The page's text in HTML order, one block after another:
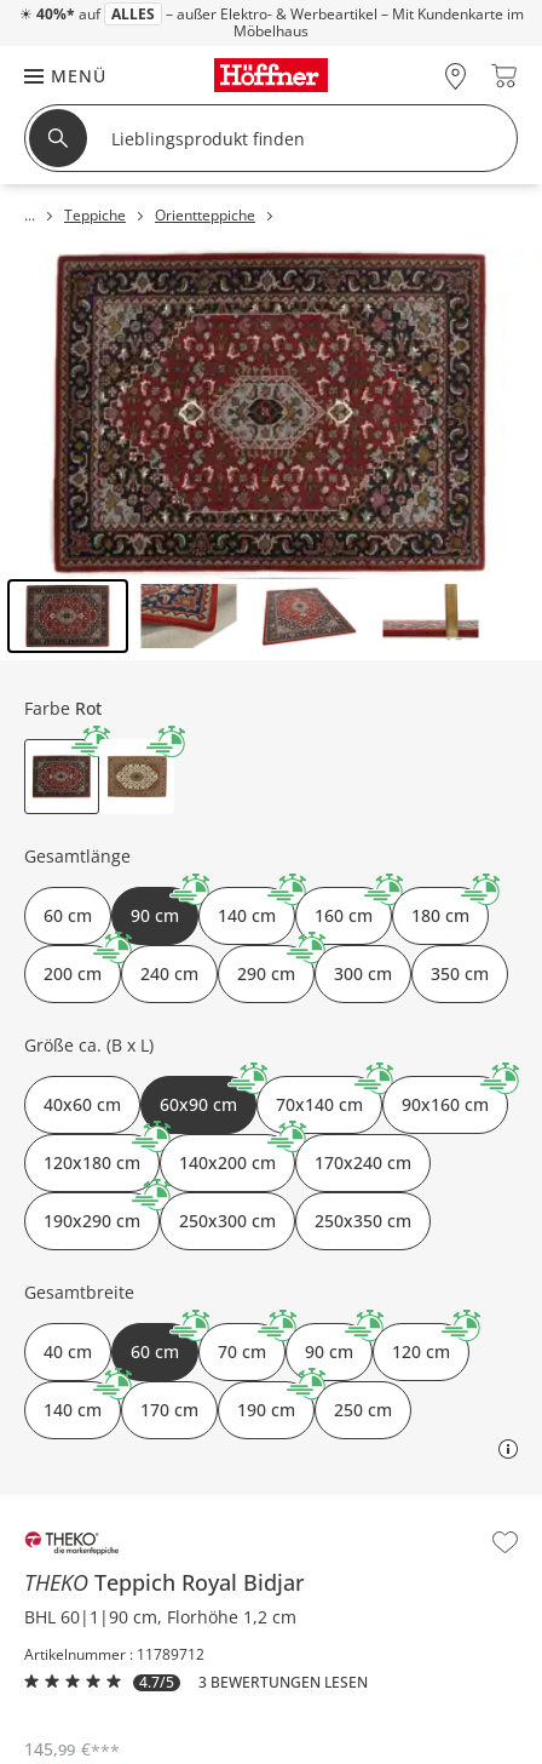
☀ 40%* auf ALLES – außer Elektro- & Werbeartikel – Mit Kundenkarte im
Möbelhaus
MENÜ
Teppiche Orientteppiche
THEKO Teppich Royal Bidjar
BHL 60|1|90 cm, Florhöhe 1,2 cm
Artikelnummer : 11789712
4.7/5
3 BEWERTUNGEN LESEN
145,99 €***
Farbe Rot
Gesamtlänge
60 cm 90 cm 140 cm 160 cm 180 cm
200 cm 240 cm 290 cm 300 cm 350 cm
Größe ca. (B x L)
40x60 cm 60x90 cm 70x140 cm 90x160 cm
120x180 cm 140x200 cm 170x240 cm
190x290 cm 250x300 cm 250x350 cm
Gesamtbreite
40 cm 60 cm 70 cm 90 cm 120 cm
140 cm 170 cm 190 cm 250 cm